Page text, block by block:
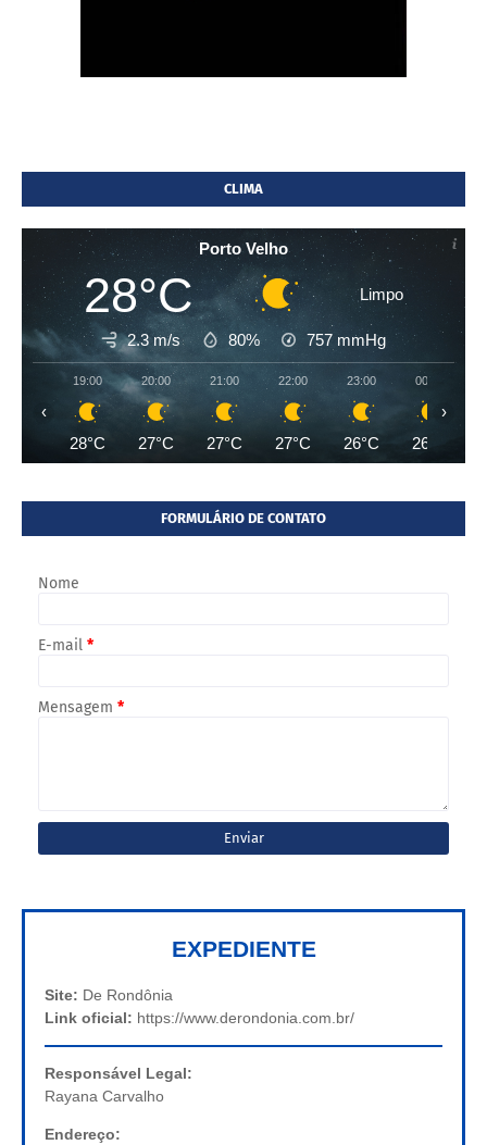
CLIMA
Porto Velho
28°C Limpo
2.3 m/s 80% 757 mmHg
19:00
28°C
20:00
27°C
21:00
27°C
22:00
27°C
23:00
26°C
00:00
26°C
‹ ›
FORMULÁRIO DE CONTATO
Nome
E-mail *
Mensagem *
EXPEDIENTE
Site: De Rondônia
Link oficial: https://www.derondonia.com.br/
Responsável Legal:
Rayana Carvalho
Endereço: